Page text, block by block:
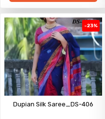
-23%
Dupian Silk Saree_DS-406